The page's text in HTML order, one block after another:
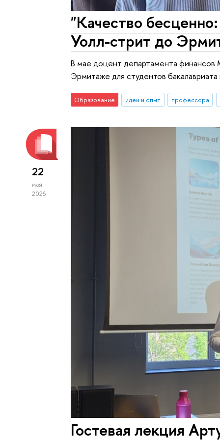
"Качество
Уолл-стрит до
В мае доцент департамента финансов
Эрмитаже для студентов
Образование идеи и опыт профессора
22
мая
2026
Гостевая лекция